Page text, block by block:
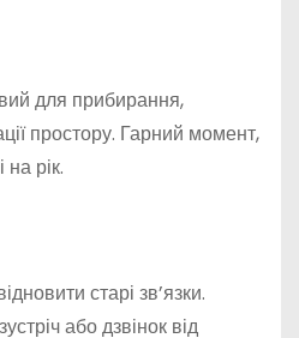
для прибирання,
простору. Гарний момент,
на рік.
старі зв’язки.
або дзвінок від